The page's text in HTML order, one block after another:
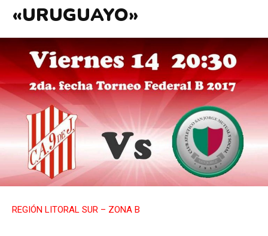
«URUGUAYO»
REGIÓN LITORAL SUR – ZONA B